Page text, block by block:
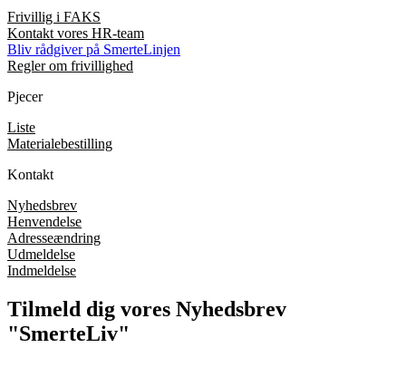
Frivillig i FAKS
Kontakt vores HR-team
Bliv rådgiver på SmerteLinjen
Regler om frivillighed
Pjecer
Liste
Materialebestilling
Kontakt
Nyhedsbrev
Henvendelse
Adresseændring
Udmeldelse
Indmeldelse
Tilmeld dig vores Nyhedsbrev
"SmerteLiv"